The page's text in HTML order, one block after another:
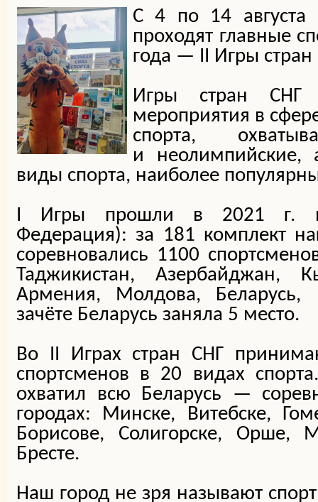
С 4 по 14 августа
проходят главные
года — II Игры стран
Игры стран СНГ
мероприятия в
спорта,
и неолимпийские,
виды спорта, наиболее
I Игры прошли в 2021 г. в
Федерация): за 181 комплект
соревновались 1100
Таджикистан, Азербайджан,
Армения, Молдова, Беларусь,
зачёте Беларусь заняла 5 место.
Во II Играх стран СНГ
спортсменов в 20 видах
охватил всю Беларусь —
городах: Минске, Витебске,
Борисове, Солигорске, Орше,
Бресте.
Наш город не зря называют